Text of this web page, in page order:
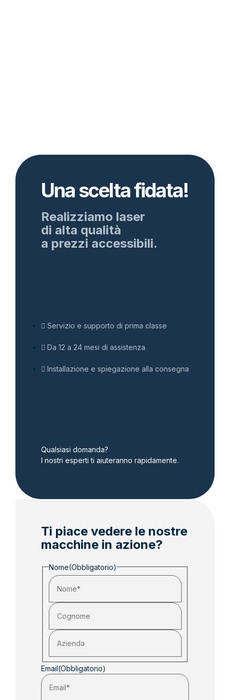
Una scelta fidata!
Realizziamo laser
di alta qualità
a prezzi accessibili.
Servizio e supporto di prima classe
Da 12 a 24 mesi di assistenza
Installazione e spiegazione alla consegna
Qualsiasi domanda?
I nostri esperti ti aiuteranno rapidamente.
Ti piace vedere le nostre
macchine in azione?
Nome(Obbligatorio)
Email(Obbligatorio)